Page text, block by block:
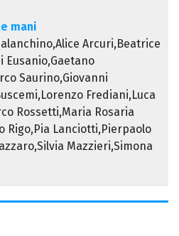
mani
Arcuri,Beatrice
Eusanio,Gaetano
Saurino,Giovanni
Frediani,Luca
Rossetti,Maria Rosaria
Rigo,Pia Lanciotti,Pierpaolo
Mazzieri,Simona